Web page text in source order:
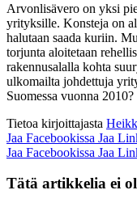
Arvonlisävero on yksi
yrityksille. Konsteja on
halutaan saada kuriin.
torjunta aloitetaan
rakennusalalla kohta
ulkomailta johdettuja
Suomessa vuonna 2010?
Tietoa kirjoittajasta
Jaa Facebookissa Jaa
Jaa Facebookissa Jaa
Tätä artikkelia ei